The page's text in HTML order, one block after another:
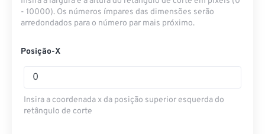
- 10000). Os números ímpares das dimensões serão
arredondados para o número par mais próximo.
Posição-X
Insira a coordenada x da posição superior esquerda do
retângulo de corte